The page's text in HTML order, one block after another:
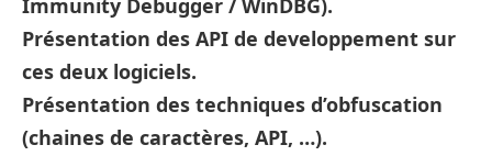
Immunity Debugger / WinDBG).
Présentation des API de developpement sur
ces deux logiciels.
Présentation des techniques d’obfuscation
(chaines de caractères, API, …).